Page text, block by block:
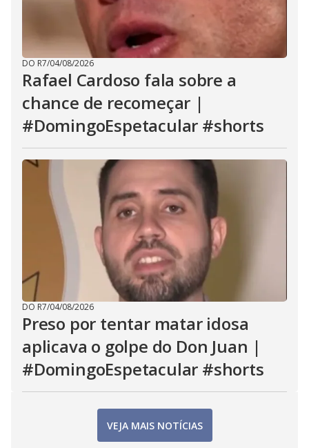
DO R7/04/08/2026
Rafael Cardoso fala sobre a
chance de recomeçar |
#DomingoEspetacular #shorts
DO R7/04/08/2026
Preso por tentar matar idosa
aplicava o golpe do Don Juan |
#DomingoEspetacular #shorts
VEJA MAIS NOTÍCIAS